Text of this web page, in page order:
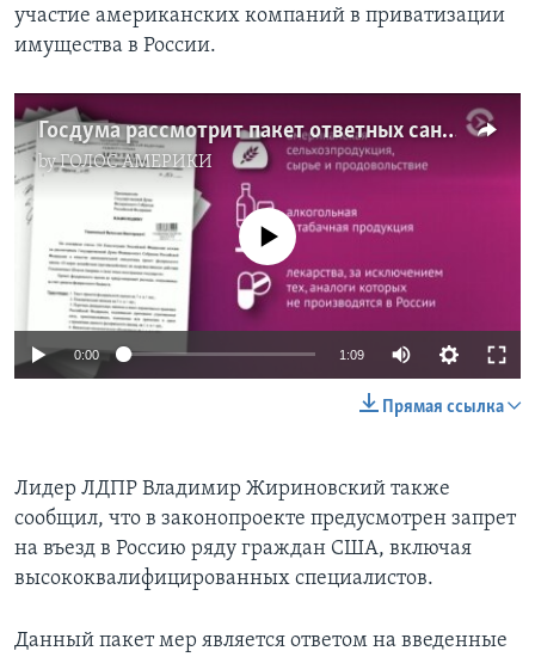
участие американских компаний в приватизации
имущества в России.
Госдума рассмотрит пакет ответных санкций в отношении США
byГОЛОС АМЕРИКИ
No media source currently available
0:00 1:09
Прямая ссылка
Лидер ЛДПР Владимир Жириновский также
сообщил, что в законопроекте предусмотрен запрет
на въезд в Россию ряду граждан США, включая
высококвалифицированных специалистов.
Данный пакет мер является ответом на введенные